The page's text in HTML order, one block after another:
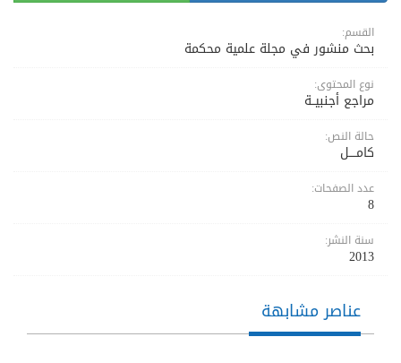
القسم:
بحث منشور في مجلة علمية محكمة
نوع المحتوى:
مراجع أجنبيــة
حالة النص:
كامــــل
عدد الصفحات:
8
سنة النشر:
2013
عناصر مشابهة